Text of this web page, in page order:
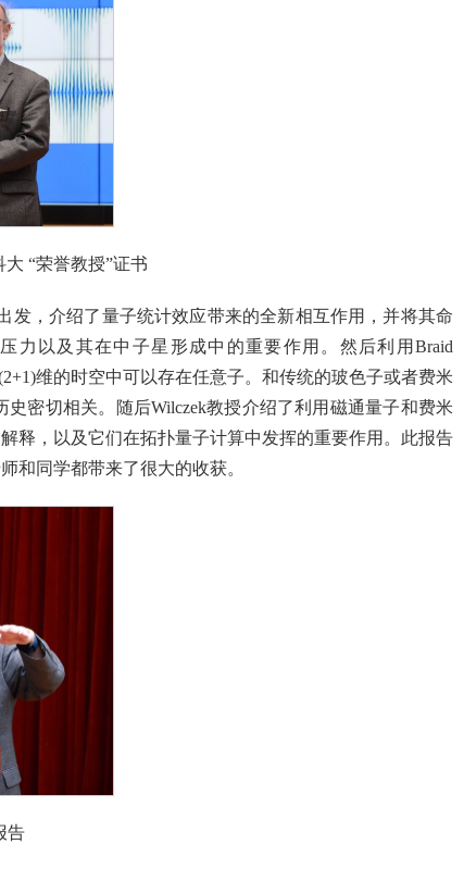
“荣誉教授”证书
发，介绍了量子统计效应带来的全新相互作用，并将其命
力以及其在中子星形成中的重要作用。然后利用Braid
维的时空中可以存在任意子。和传统的玻色子或者费米
密切相关。随后Wilczek教授介绍了利用磁通量子和费米
释，以及它们在拓扑量子计算中发挥的重要作用。此报告
和同学都带来了很大的收获。
告